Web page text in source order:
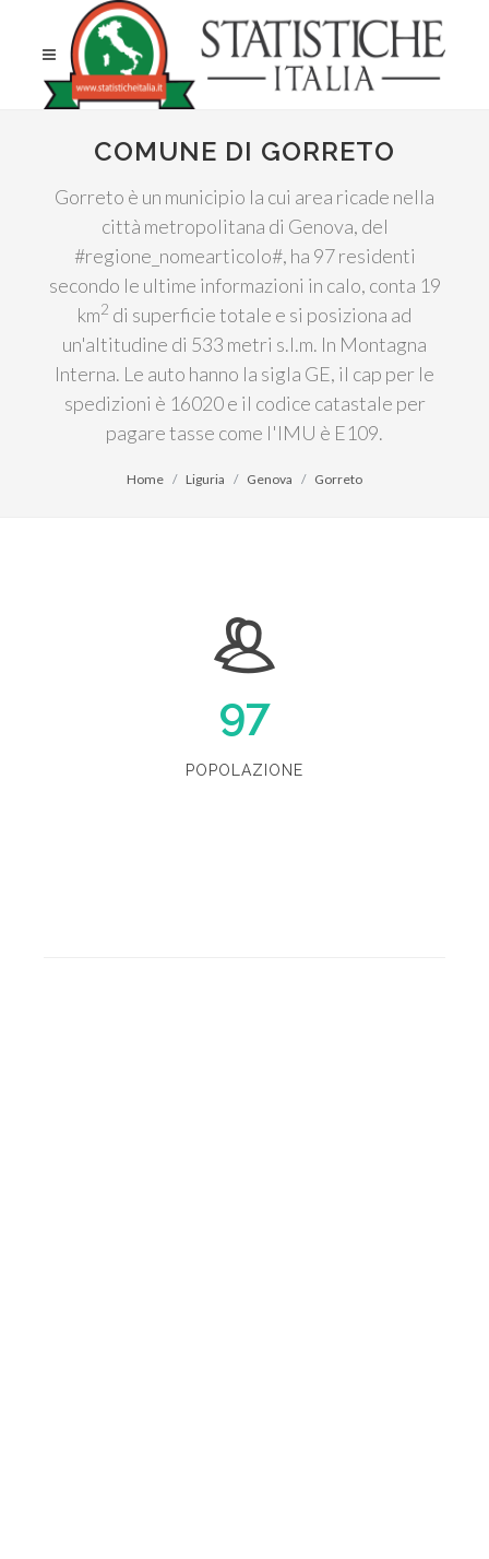
COMUNE DI GORRETO
Gorreto è un municipio la cui area ricade nella
città metropolitana di Genova, del
#regione_nomearticolo#, ha 97 residenti
secondo le ultime informazioni in calo, conta 19
km2 di superficie totale e si posiziona ad
un'altitudine di 533 metri s.l.m. In Montagna
Interna. Le auto hanno la sigla GE, il cap per le
spedizioni è 16020 e il codice catastale per
pagare tasse come l'IMU è E109.
Home Liguria Genova Gorreto
97
POPOLAZIONE